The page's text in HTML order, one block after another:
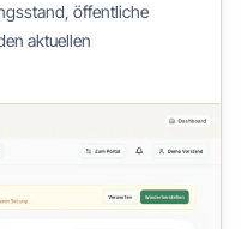
öffentliche
aktuellen